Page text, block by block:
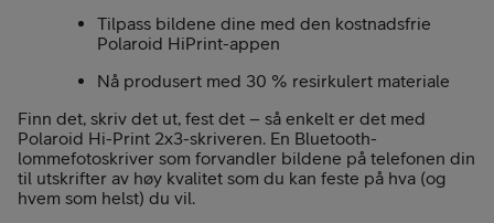
Tilpass bildene dine med den kostnadsfrie
Polaroid HiPrint-appen
Nå produsert med 30 % resirkulert materiale
Finn det, skriv det ut, fest det – så enkelt er det med
Polaroid Hi-Print 2x3-skriveren. En Bluetooth-
lommefotoskriver som forvandler bildene på telefonen din
til utskrifter av høy kvalitet som du kan feste på hva (og
hvem som helst) du vil.